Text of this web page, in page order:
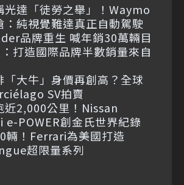
光達「徒勞之舉」！Waymo
：純視覺難達真正自動駕駛
品牌重生 喊年銷30萬輛目
打造國際品牌半數銷量來自
「大牛」身價再創高？全球
SV拍賣
近2,000公里！Nissan
e-POWER創金氏世界紀錄
輛！Ferrari為美國打造
超限量系列